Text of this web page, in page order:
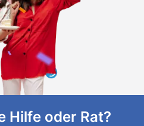
Hilfe oder Rat?